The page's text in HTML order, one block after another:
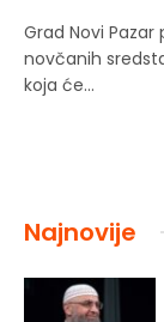
Grad Novi
novčanih
koja će…
Najnovije